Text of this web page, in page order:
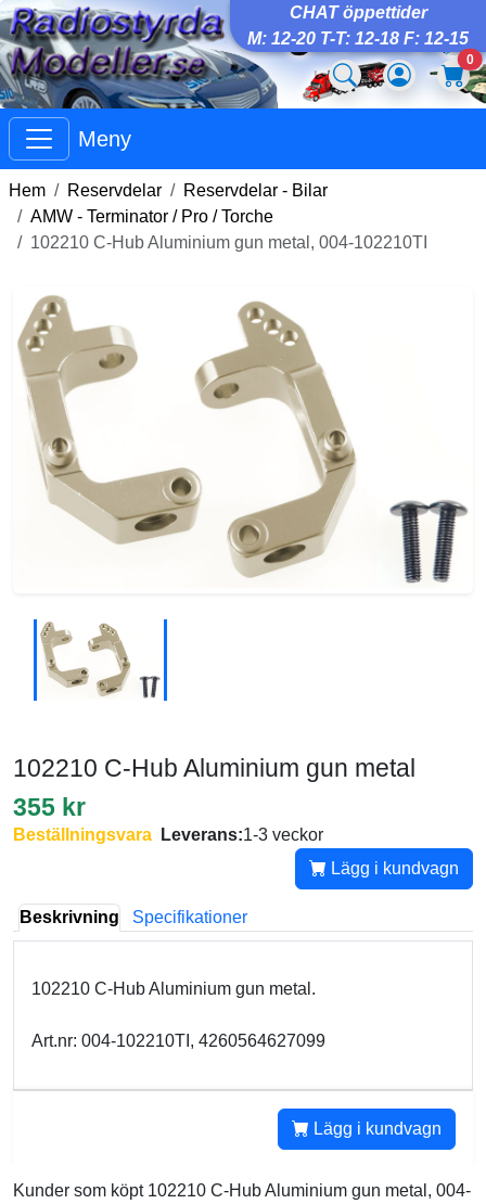
CHAT öppettider
M: 12-20 T-T: 12-18 F: 12-15
0
Meny
Hem Reservdelar
Reservdelar - Bilar
AMW - Terminator / Pro / Torche
102210 C-Hub Aluminium gun metal, 004-102210TI
102210 C-Hub Aluminium gun metal
355 kr
Beställningsvara Leverans:1-3 veckor
Lägg i kundvagn
Beskrivning Specifikationer
102210 C-Hub Aluminium gun metal.
Art.nr: 004-102210TI, 4260564627099
Lägg i kundvagn
Kunder som köpt 102210 C-Hub Aluminium gun metal, 004-